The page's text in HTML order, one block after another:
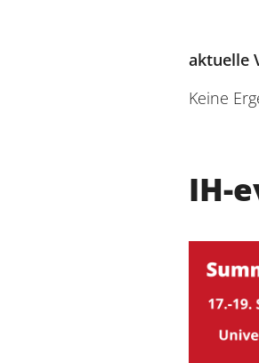
aktuelle
Keine
IH-